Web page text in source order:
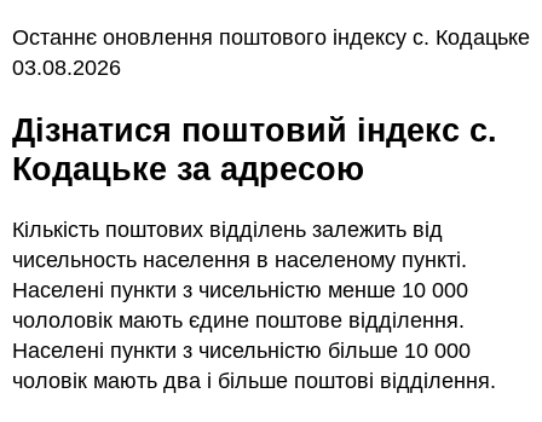
Останнє оновлення поштового індексу с. Кодацьке
03.08.2026
Дізнатися поштовий індекс с.
Кодацьке за адресою
Кількість поштових відділень залежить від
чисельность населення в населеному пункті.
Населені пункти з чисельністю менше 10 000
чололовік мають єдине поштове відділення.
Населені пункти з чисельністю більше 10 000
чоловік мають два і більше поштові відділення.